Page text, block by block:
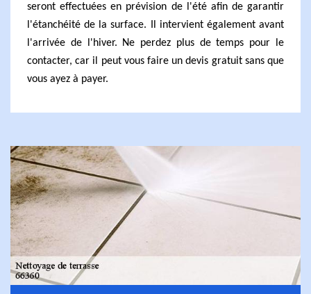
seront effectuées en prévision de l'été afin de garantir
l'étanchéité de la surface. Il intervient également avant
l'arrivée de l'hiver. Ne perdez plus de temps pour le
contacter, car il peut vous faire un devis gratuit sans que
vous ayez à payer.